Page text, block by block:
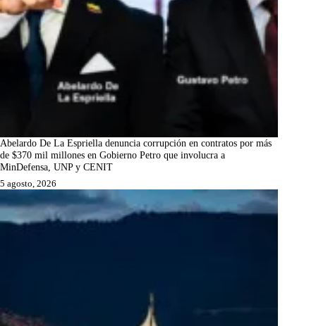
Abelardo De La Espriella denuncia corrupción en contratos por más
de $370 mil millones en Gobierno Petro que involucra a
MinDefensa, UNP y CENIT
5 agosto, 2026